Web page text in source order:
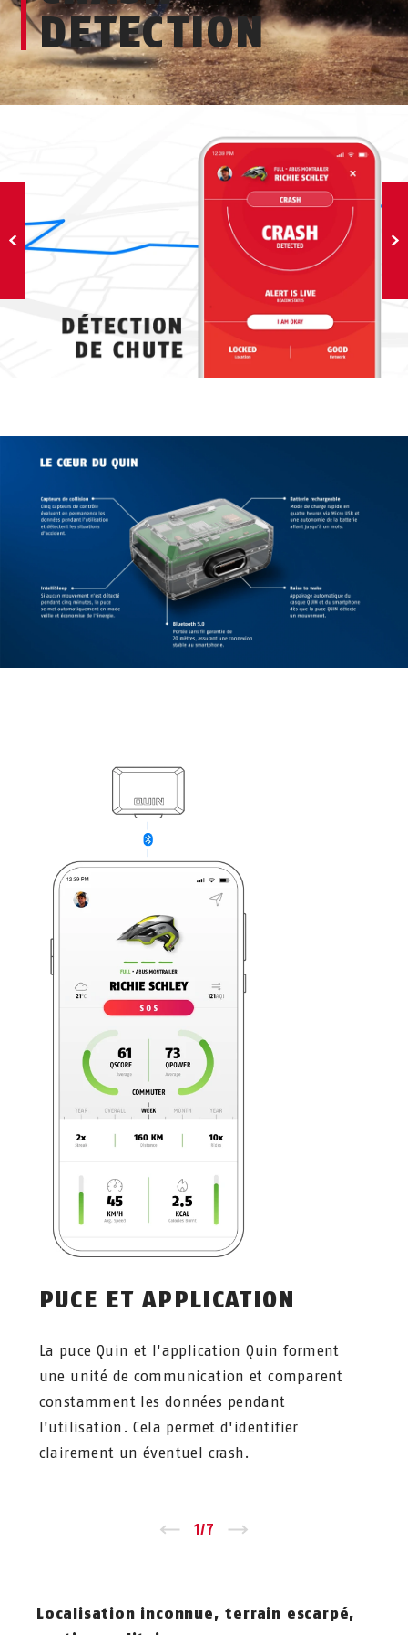
DETECTION
←
PUCE ET APPLICATION
La puce Quin et l'application Quin forment
une unité de communication et comparent
constamment les données pendant
l'utilisation. Cela permet d'identifier
clairement un éventuel crash.
1/7
Localisation inconnue, terrain escarpé,